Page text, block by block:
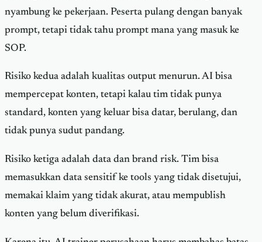
nyambung ke pekerjaan. Peserta pulang dengan banyak
prompt, tetapi tidak tahu prompt mana yang masuk ke
SOP.
Risiko kedua adalah kualitas output menurun. AI bisa
mempercepat konten, tetapi kalau tim tidak punya
standard, konten yang keluar bisa datar, berulang, dan
tidak punya sudut pandang.
Risiko ketiga adalah data dan brand risk. Tim bisa
memasukkan data sensitif ke tools yang tidak disetujui,
memakai klaim yang tidak akurat, atau mempublish
konten yang belum diverifikasi.